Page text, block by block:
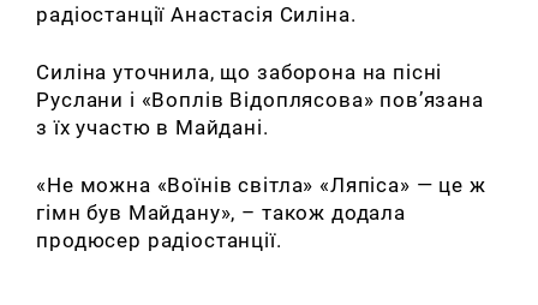
радіостанції Анастасія Силіна.
Силіна уточнила, що заборона на пісні
Руслани і «Воплів Відоплясова» пов’язана
з їх участю в Майдані.
«Не можна «Воїнів світла» «Ляпіса» — це ж
гімн був Майдану», – також додала
продюсер радіостанції.